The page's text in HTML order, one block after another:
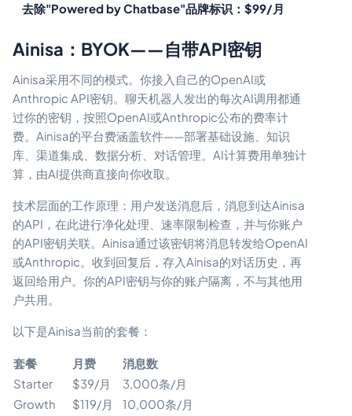
去除"Powered by Chatbase"品牌标识：$99/月
Ainisa：BYOK——自带API密钥
Ainisa采用不同的模式。你接入自己的OpenAI或
Anthropic API密钥。聊天机器人发出的每次AI调用都通
过你的密钥，按照OpenAI或Anthropic公布的费率计
费。Ainisa的平台费涵盖软件——部署基础设施、知识
库、渠道集成、数据分析、对话管理。AI计算费用单独计
算，由AI提供商直接向你收取。
技术层面的工作原理：用户发送消息后，消息到达Ainisa
的API，在此进行净化处理、速率限制检查，并与你账户
的API密钥关联。Ainisa通过该密钥将消息转发给OpenAI
或Anthropic。收到回复后，存入Ainisa的对话历史，再
返回给用户。你的API密钥与你的账户隔离，不与其他用
户共用。
以下是Ainisa当前的套餐：
套餐 月费
消息数
Starter
$39/月
3,000条/月
Growth
$119/月
10,000条/月